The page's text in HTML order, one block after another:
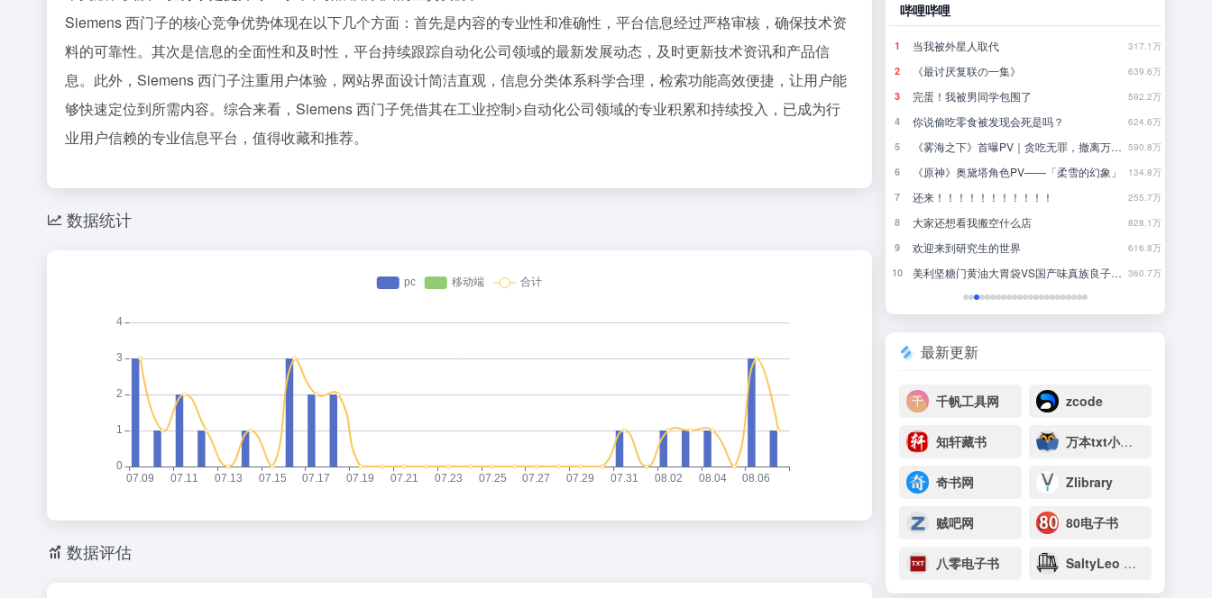
Siemens 西门子的核心竞争优势体现在以下几个方面：首先是内容的专业性和准确性，平台信息经过严格审核，确保技术资
料的可靠性。其次是信息的全面性和及时性，平台持续跟踪自动化公司领域的最新发展动态，及时更新技术资讯和产品信
息。此外，Siemens 西门子注重用户体验，网站界面设计简洁直观，信息分类体系科学合理，检索功能高效便捷，让用户能
够快速定位到所需内容。综合来看，Siemens 西门子凭借其在工业控制>自动化公司领域的专业积累和持续投入，已成为行
业用户信赖的专业信息平台，值得收藏和推荐。
数据统计
数据评估
1 8点1氪丨长鑫拒绝苹果压价，坚持报价高于三星电子、SK海力士；宇树科技开启科创板IPO初步询价；韩国宣布进入“国家灾难状态” 37
突发：谷歌AI一夜巨震，Gemini换帅，首席科学家带三个大牛出走创业
扎克伯格，跟DeepSeek拼了
5
1 把党建设得更加坚强有力
多地要求领导干部带头休假
“China Cool”成海外热词
哔哩哔哩
1 当我被外星人取代 317.1万
2 《最讨厌复联の一集》 639.6万
3 完蛋！我被男同学包围了 592.2万
4 你说偷吃零食被发现会死是吗？ 624.6万
5 《雾海之下》首曝PV｜贪吃无罪，撤离万岁！ 590.8万
6 《原神》奥黛塔角色PV——「柔雪的幻象」 134.8万
7 还来！！！！！！！！！！！ 255.7万
8 大家还想看我搬空什么店 828.1万
9 欢迎来到研究生的世界 616.8万
10 美利坚糖门黄油大胃袋VS国产味真族良子板面长老 360.7万
最新更新
千帆工具网 zcode
知轩藏书 万本txt小说下载网
奇书网 Zlibrary
贼吧网 80电子书
八零电子书 SaltyLeo 的书架